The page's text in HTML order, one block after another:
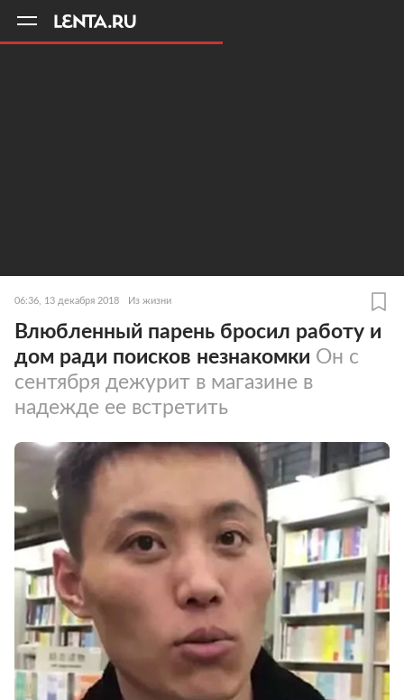
06:36, 13 декабря 2018 Из жизни
Влюбленный парень бросил работу и
дом ради поисков незнакомки Он с
сентября дежурит в магазине в
надежде ее встретить